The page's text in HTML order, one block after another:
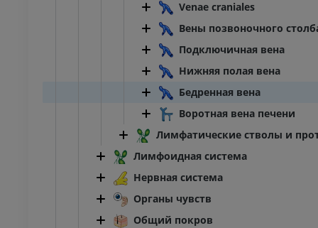
Venae craniales
Вены позвоночного
Подключичная вена
Нижняя полая вена
Бедренная вена
Воротная вена печени
Лимфатические стволы и
Лимфоидная система
Нервная система
Органы чувств
Общий покров